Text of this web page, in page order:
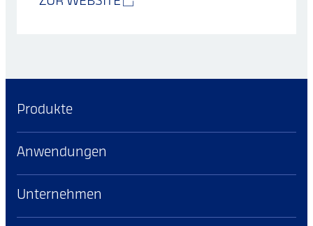
Produkte
Anwendungen
Unternehmen